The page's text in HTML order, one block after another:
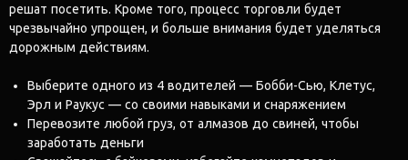
решат посетить. Кроме того, процесс торговли будет
чрезвычайно упрощен, и больше внимания будет уделяться
дорожным действиям.
Выберите одного из 4 водителей — Бобби-Сью, Клетус,
Эрл и Раукус — со своими навыками и снаряжением
Перевозите любой груз, от алмазов до свиней, чтобы
заработать деньги